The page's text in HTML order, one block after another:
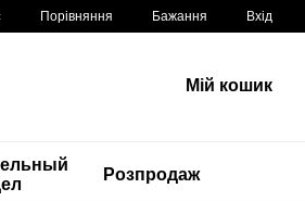
Порівняння Бажання Вхід
Мій кошик
Розпродаж